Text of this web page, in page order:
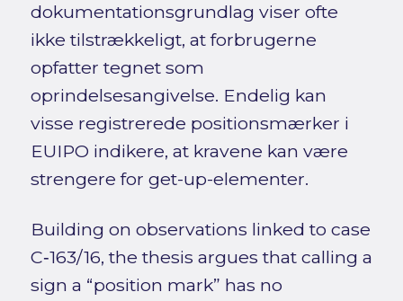
dokumentationsgrundlag viser ofte
ikke tilstrækkeligt, at forbrugerne
opfatter tegnet som
oprindelsesangivelse. Endelig kan
visse registrerede positionsmærker i
EUIPO indikere, at kravene kan være
strengere for get-up-elementer.
Building on observations linked to case
C‑163/16, the thesis argues that calling a
sign a “position mark” has no